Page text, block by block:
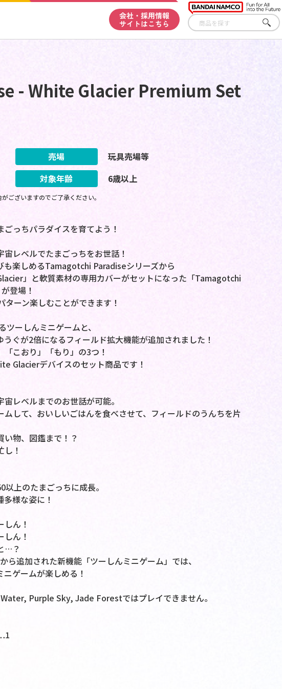
会社・採用情報
サイトはこちら
さが
す
- White Glacier Premium Set
売場
玩具売場等
対象年齢 6歳以上
ございますのでご了承ください。
っちパラダイスを育てよう！
レベルでたまごっちをお世話！
楽しめるTamagotchi Paradiseシリーズから
」と軟質素材の専用カバーがセットになった「Tamagotchi
登場！
ーン楽しむことができます！
ツーしんミニゲームと、
ぐが2倍になるフィールド拡大機能が追加されました！
こおり」「もり」の3つ！
Glacierデバイスのセット商品です！
レベルまでのお世話が可能。
して、おいしいごはんを食べさせて、フィールドのうんちを片
物、図鑑まで！？
！
上のたまごっちに成長。
様な姿に！
ん！
ん！
…？
追加された新機能「ツーしんミニゲーム」では、
ゲームが楽しめる！
Purple Sky, Jade Forestではプレイできません。